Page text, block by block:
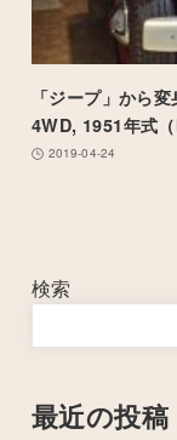
「ジープ」から
4WD, 1951年式（
2019-04-24
検索
最近の投稿